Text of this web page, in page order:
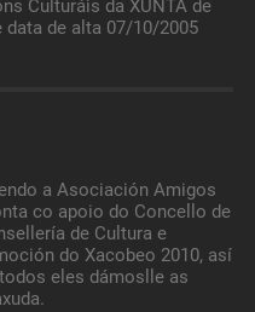
Culturáis da XUNTA de
data de alta 07/10/2005
a Asociación Amigos
co apoio do Concello de
de Cultura e
do Xacobeo 2010, así
eles dámoslle as